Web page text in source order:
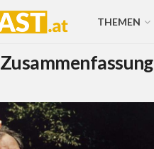
THEMEN
Zusammenfassung